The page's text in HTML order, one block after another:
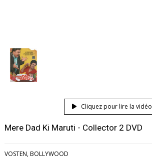
Cliquez pour lire la vidéo
Mere Dad Ki Maruti - Collector 2 DVD
VOSTEN, BOLLYWOOD